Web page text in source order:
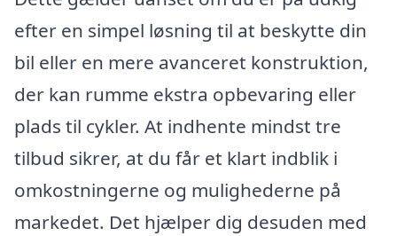
efter en simpel løsning til at beskytte din
bil eller en mere avanceret konstruktion,
der kan rumme ekstra opbevaring eller
plads til cykler. At indhente mindst tre
tilbud sikrer, at du får et klart indblik i
omkostningerne og mulighederne på
markedet. Det hjælper dig desuden med